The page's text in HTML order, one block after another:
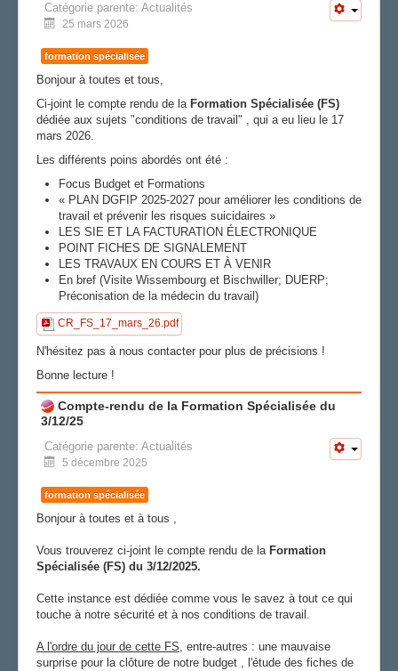
Catégorie parente: Actualités
25 mars 2026
formation spécialisée
Bonjour à toutes et tous,
Ci-joint le compte rendu de la Formation Spécialisée (FS)
dédiée aux sujets "conditions de travail" , qui a eu lieu le 17
mars 2026.
Les différents poins abordés ont été :
Focus Budget et Formations
« PLAN DGFIP 2025-2027 pour améliorer les conditions de
travail et prévenir les risques suicidaires »
LES SIE ET LA FACTURATION ÉLECTRONIQUE
POINT FICHES DE SIGNALEMENT
LES TRAVAUX EN COURS ET À VENIR
En bref (Visite Wissembourg et Bischwiller; DUERP;
Préconisation de la médecin du travail)
CR_FS_17_mars_26.pdf
N'hésitez pas à nous contacter pour plus de précisions !
Bonne lecture !
Compte-rendu de la Formation Spécialisée du
3/12/25
Catégorie parente: Actualités
5 décembre 2025
formation spécialisée
Bonjour à toutes et à tous ,
Vous trouverez ci-joint le compte rendu de la Formation
Spécialisée (FS) du 3/12/2025.
Cette instance est dédiée comme vous le savez à tout ce qui
touche à notre sécurité et à nos conditions de travail.
A l'ordre du jour de cette FS, entre-autres : une mauvaise
surprise pour la clôture de notre budget , l'étude des fiches de